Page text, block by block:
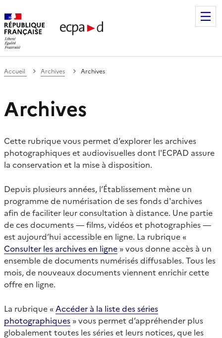
de communication et de production
Accueil Archives Archives
Archives
Cette rubrique vous permet d’explorer les archives
photographiques et audiovisuelles dont l'ECPAD assure
la conservation et la mise à disposition.
Depuis plusieurs années, l’Établissement mène un
programme de numérisation de ses fonds d'archives
afin de faciliter leur consultation à distance. Une partie
de ces documents — films, vidéos et photographies —
est aujourd’hui accessible en ligne. La rubrique «
Consulter les archives en ligne » vous donne accès à un
ensemble de documents numérisés diffusables. Tous les
mois, de nouveaux documents viennent enrichir cette
offre en ligne.
La rubrique « Accéder à la liste des séries
photographiques » vous permet d’appréhender plus
globalement toutes les séries et leurs notices, que les